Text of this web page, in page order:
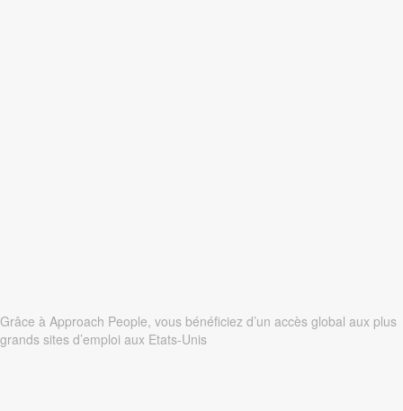
Grâce à Approach People, vous bénéficiez d’un accès global aux plus
grands sites d’emploi aux Etats-Unis